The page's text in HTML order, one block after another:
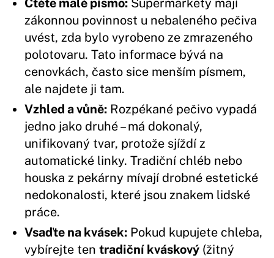
zákonnou povinnost u nebaleného pečiva
uvést, zda bylo vyrobeno ze zmrazeného
polotovaru. Tato informace bývá na
cenovkách, často sice menším písmem,
ale najdete ji tam.
Vzhled a vůně: Rozpékané pečivo vypadá
jedno jako druhé – má dokonalý,
unifikovaný tvar, protože sjíždí z
automatické linky. Tradiční chléb nebo
houska z pekárny mívají drobné estetické
nedokonalosti, které jsou znakem lidské
práce.
Vsaďte na kvásek: Pokud kupujete chleba,
vybírejte tentradiční kváskový (žitný